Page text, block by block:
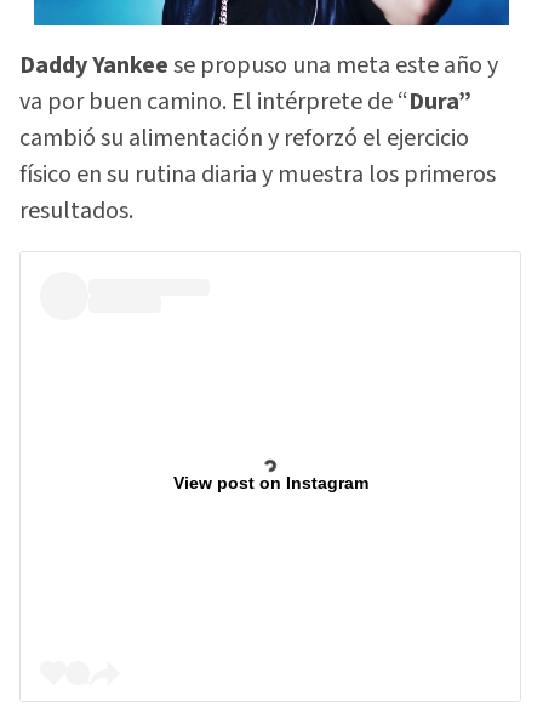
Daddy Yankeese propuso una meta este año y
va por buen camino. El intérprete de “Dura”
cambió su alimentación y reforzó el ejercicio
físico en su rutina diaria y muestra los primeros
resultados.
View post on Instagram